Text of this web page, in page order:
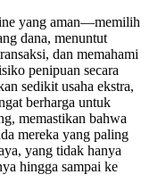
yang aman—memilih
dana, menuntut
dan memahami
penipuan secara
sedikit usaha ekstra,
berharga untuk
memastikan bahwa
mereka yang paling
yang tidak hanya
hingga sampai ke